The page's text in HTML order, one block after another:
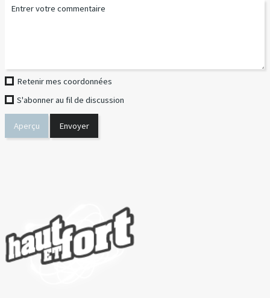
Retenir mes coordonnées
S'abonner au fil de discussion